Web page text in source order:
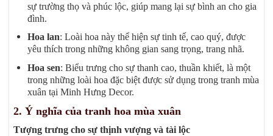
sự trường thọ và phúc lộc, giúp mang lại sự bình an cho gia
đình.
Hoa lan: Loài hoa này thể hiện sự tinh tế, cao quý, được
yêu thích trong những không gian sang trọng, trang nhã.
Hoa sen: Biểu trưng cho sự thanh cao, thuần khiết, là một
trong những loài hoa đặc biệt được sử dụng trong tranh mùa
xuân tại Minh Hưng Decor.
2. Ý nghĩa của tranh hoa mùa xuân
Tượng trưng cho sự thịnh vượng và tài lộc